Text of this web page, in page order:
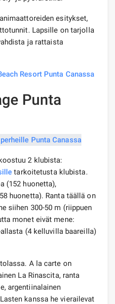
esitykset,
Lapsille on tarjolla
ja rattaista
Resort Punta Canassa
Punta
2 klubista:
tarkoitetusta klubista.
(152 huonetta),
huonetta). Ranta täällä on
siihen 300-50 m (riippuen
monet eivät mene:
(4 kelluvilla baareilla)
A la carte on
La Rinascita, ranta
argentiinalainen
kanssa he vierailevat